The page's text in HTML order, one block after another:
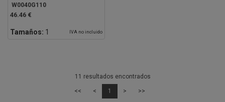
W0040G110
46.46 €
Tamaños: 1 IVA no incluido
11 resultados encontrados
<< < 1 > >>